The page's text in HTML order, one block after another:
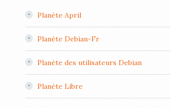
Planète April
Planète Debian-Fr
Planète des utilisateurs Debian
Planète Libre